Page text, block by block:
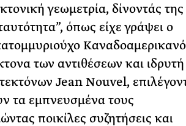
γεωμετρία, δίνοντάς της
όπως είχε γράψει ο
των αντιθέσεων και
Jean Nouvel,
τα εμπνευσμένα τους
ποικίλες συζητήσεις και